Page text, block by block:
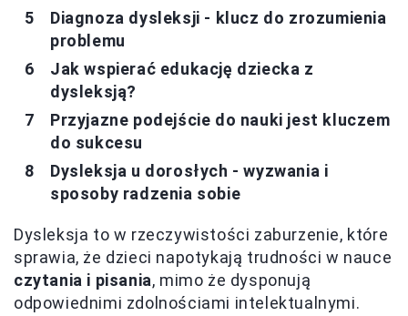
Diagnoza dysleksji - klucz do zrozumienia
problemu
Jak wspierać edukację dziecka z
dysleksją?
Przyjazne podejście do nauki jest kluczem
do sukcesu
Dysleksja u dorosłych - wyzwania i
sposoby radzenia sobie
Dysleksja to w rzeczywistości zaburzenie, które
sprawia, że dzieci napotykają trudności w nauce
czytania i pisania, mimo że dysponują
odpowiednimi zdolnościami intelektualnymi.